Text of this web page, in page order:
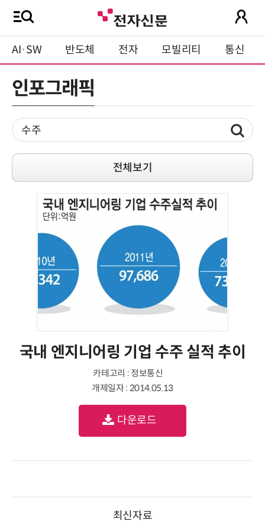
AI·SW 반도체 전자 모빌리티 통신
인포그래픽
전체보기
국내 엔지니어링 기업 수주 실적 추이
카테고리 : 정보통신
개제일자 : 2014.05.13
다운로드
최신자료